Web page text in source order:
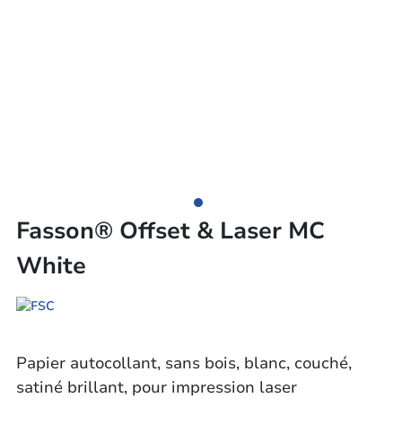
Fasson® Offset & Laser MC
White
Papier autocollant, sans bois, blanc, couché,
satiné brillant, pour impression laser